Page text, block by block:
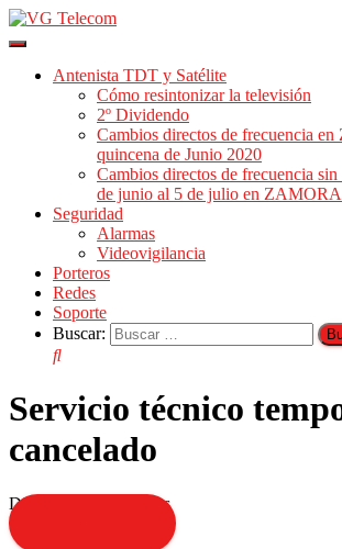
Cambiar
navegación
Antenista TDT y Satélite
Cómo resintonizar la televisión
2º Dividendo
Cambios directos de frecuencia en
quincena de Junio 2020
Cambios directos de frecuencia
de junio al 5 de julio en ZAMORA
Seguridad
Alarmas
Videovigilancia
Porteros
Redes
Soporte
Buscar:
Servicio técnico
cancelado
Disculpen las molestias